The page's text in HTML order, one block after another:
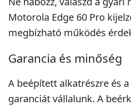
Motorola Edge 60 Pro
megbízható működés
Garancia és minőség
A beépített alkatrészre és
garanciát vállalunk. A